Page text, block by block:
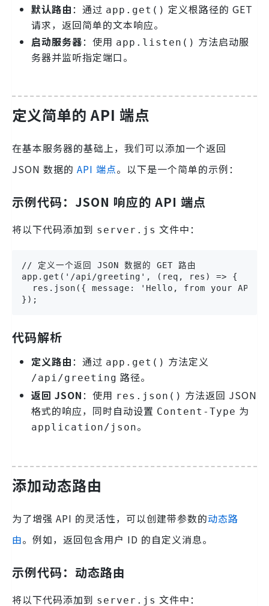
默认路由：通过 app.get() 定义根路径的 GET
请求，返回简单的文本响应。
启动服务器：使用 app.listen() 方法启动服
务器并监听指定端口。
定义简单的 API 端点
在基本服务器的基础上，我们可以添加一个返回
JSON 数据的 API 端点。以下是一个简单的示例：
示例代码：JSON 响应的 API 端点
将以下代码添加到 server.js 文件中：
// 定义一个返回 JSON 数据的 GET 路由
app.get('/api/greeting', (req, res) => {
res.json({ message: 'Hello, from your API!'
});
代码解析
定义路由：通过 app.get() 方法定义
/api/greeting 路径。
返回 JSON：使用 res.json() 方法返回 JSON
格式的响应，同时自动设置 Content-Type 为
application/json。
添加动态路由
为了增强 API 的灵活性，可以创建带参数的动态路
由。例如，返回包含用户 ID 的自定义消息。
示例代码：动态路由
将以下代码添加到 server.js 文件中：